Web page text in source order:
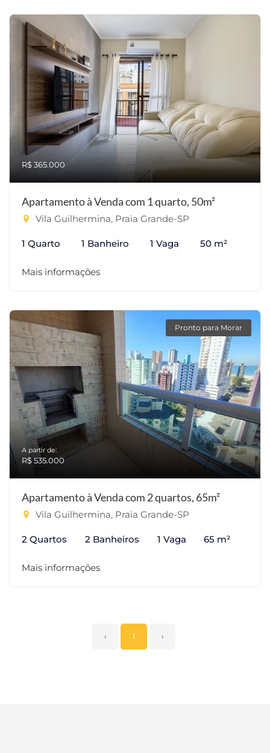
R$ 365.000
Apartamento à Venda com 1 quarto, 50m²
Vila Guilhermina, Praia Grande-SP
1 Quarto 1 Banheiro 1 Vaga 50 m²
Mais informações
Pronto para Morar
A partir de:
R$ 535.000
Apartamento à Venda com 2 quartos, 65m²
Vila Guilhermina, Praia Grande-SP
2 Quartos 2 Banheiros 1 Vaga 65 m²
Mais informações
‹ 1 ›